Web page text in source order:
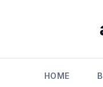
HOME